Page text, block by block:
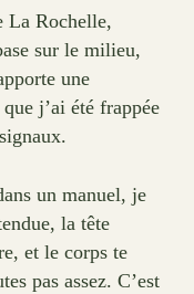
La Rochelle,
sur le milieu,
une
j’ai été frappée
un manuel, je
la tête
et le corps te
pas assez. C’est